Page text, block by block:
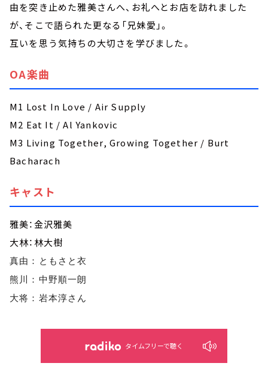
由を突き止めた雅美さんへ、お礼へとお店を訪れました
が、そこで語られた更なる「兄妹愛」。
互いを思う気持ちの大切さを学びました。
OA楽曲
M1 Lost In Love / Air Supply
M2 Eat It / Al Yankovic
M3 Living Together, Growing Together / Burt
Bacharach
キャスト
雅美：金沢雅美
大林：林大樹
真由：ともさと衣
熊川：中野順一朗
大将：岩本淳さん
タイムフリーで聴く